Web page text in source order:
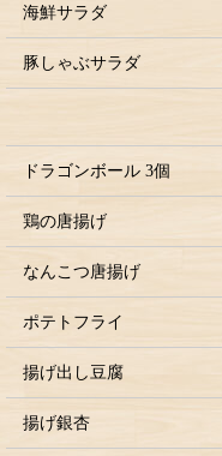
海鮮サラダ
豚しゃぶサラダ
ドラゴンボール 3個
鶏の唐揚げ
なんこつ唐揚げ
ポテトフライ
揚げ出し豆腐
揚げ銀杏